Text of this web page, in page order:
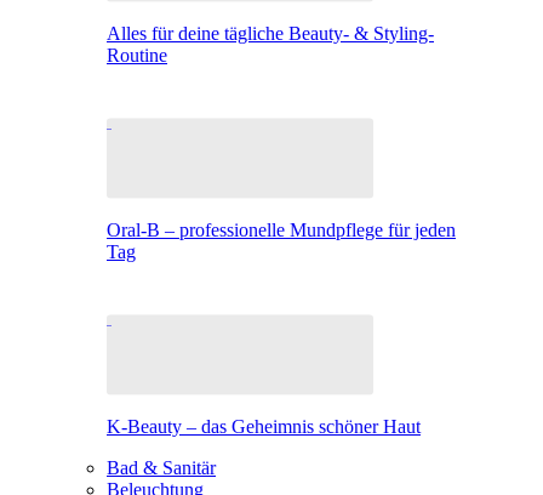
Alles für deine tägliche Beauty- & Styling-
Routine
Oral-B – professionelle Mundpflege für jeden
Tag
K-Beauty – das Geheimnis schöner Haut
Bad & Sanitär
Beleuchtung